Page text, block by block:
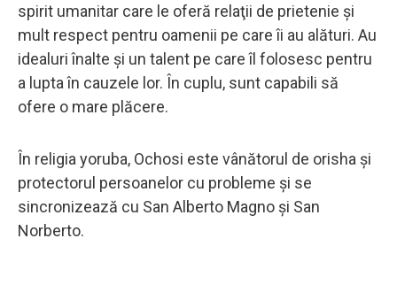
spirit umanitar care le oferă relaţii de prietenie și
mult respect pentru oamenii pe care îi au alături. Au
idealuri înalte și un talent pe care îl folosesc pentru
a lupta în cauzele lor. În cuplu, sunt capabili să
ofere o mare plăcere.
În religia yoruba, Ochosi este vânătorul de orisha și
protectorul persoanelor cu probleme și se
sincronizează cu San Alberto Magno și San
Norberto.